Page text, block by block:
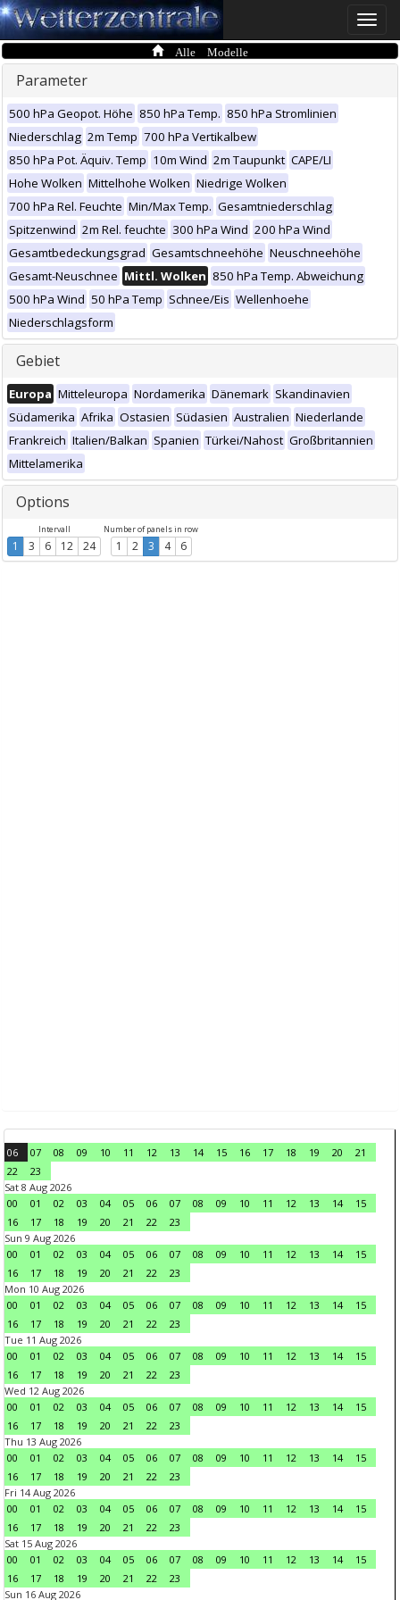
Toggle
Alle Modelle
Parameter
500 hPa Geopot. Höhe 850 hPa Temp. 850 hPa Stromlinien
Niederschlag 2m Temp 700 hPa Vertikalbew
850 hPa Pot. Äquiv. Temp 10m Wind 2m Taupunkt CAPE/LI
Hohe Wolken Mittelhohe Wolken Niedrige Wolken
700 hPa Rel. Feuchte Min/Max Temp. Gesamtniederschlag
Spitzenwind 2m Rel. feuchte 300 hPa Wind 200 hPa Wind
Gesamtbedeckungsgrad Gesamtschneehöhe Neuschneehöhe
Gesamt-Neuschnee Mittl. Wolken 850 hPa Temp. Abweichung
500 hPa Wind 50 hPa Temp Schnee/Eis Wellenhoehe
Niederschlagsform
Gebiet
Europa Mitteleuropa Nordamerika Dänemark Skandinavien
Südamerika Afrika Ostasien Südasien Australien Niederlande
Frankreich Italien/Balkan Spanien Türkei/Nahost Großbritannien
Mittelamerika
Options
Intervall
1 3 6 12 24
Number of panels in row
1 2 3 4 6
06 07 08 09 10 11 12 13 14 15 16 17 18 19 20
21
22
23
Sat 8 Aug 2026
00
01 02 03 04 05 06 07 08 09 10 11 12 13 14
15
16
17 18 19 20 21 22
23
Sun 9 Aug 2026
00
01 02 03 04 05 06 07 08 09 10 11 12 13 14
15
16
17 18 19 20 21 22
23
Mon 10 Aug 2026
00
01 02 03 04 05 06 07 08 09 10 11 12 13 14
15
16
17 18 19 20 21 22
23
Tue 11 Aug 2026
00
01 02 03 04 05 06 07 08 09 10 11 12 13 14
15
16
17 18 19 20 21 22
23
Wed 12 Aug 2026
00
01 02 03 04 05 06 07 08 09 10 11 12 13 14
15
16
17 18 19 20 21 22
23
Thu 13 Aug 2026
00
01 02 03 04 05 06 07 08 09 10 11 12 13 14
15
16
17 18 19 20 21 22
23
Fri 14 Aug 2026
00
01 02 03 04 05 06 07 08 09 10 11 12 13 14
15
16
17 18 19 20 21 22
23
Sat 15 Aug 2026
00
01 02 03 04 05 06 07 08 09 10 11 12 13 14
15
16
17 18 19 20 21 22
23
Sun 16 Aug 2026